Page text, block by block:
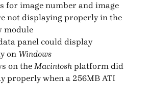
for image number and image
not displaying properly in the
module
panel could display
on Windows
on the Macintosh platform did
properly when a 256MB ATI